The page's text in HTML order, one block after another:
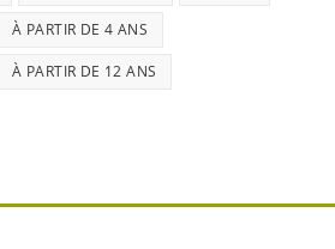
À PARTIR DE 4 ANS
À PARTIR DE 12 ANS